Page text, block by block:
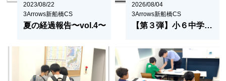
2023/08/22
3Arrows新船橋CS
夏の経過報告〜vol.4〜
2026/08/04
3Arrows新船橋CS
【第３弾】小６中学受験コースの紹介！